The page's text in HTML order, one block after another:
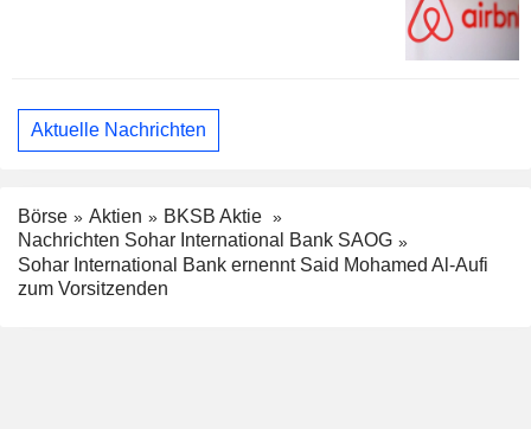
Aktuelle Nachrichten
Börse Aktien
BKSB Aktie
Nachrichten Sohar International Bank SAOG
Sohar International Bank ernennt Said Mohamed Al-Aufi
zum Vorsitzenden